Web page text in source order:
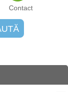
Contact